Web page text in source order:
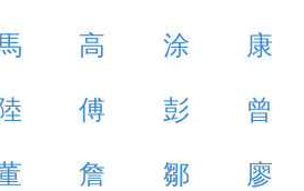
高 涂 康
傅 彭 曾
詹 鄒 廖